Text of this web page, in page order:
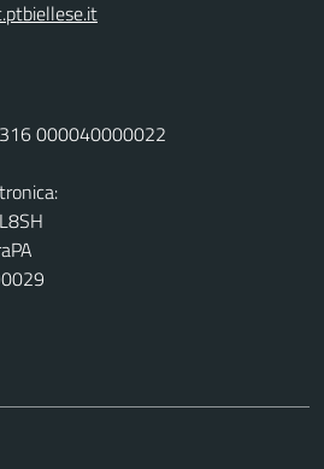
000040000022